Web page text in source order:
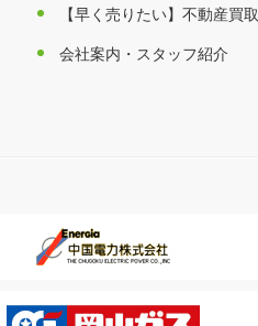
【早く売りたい】不動産買取
会社案内・スタッフ紹介